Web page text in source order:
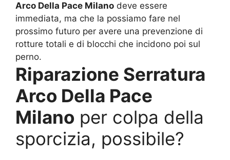
Arco Della Pace Milano deve essere
immediata, ma che la possiamo fare nel
prossimo futuro per avere una prevenzione di
rotture totali e di blocchi che incidono poi sul
perno.
Riparazione Serratura
Arco Della Pace
Milano per colpa della
sporcizia, possibile?